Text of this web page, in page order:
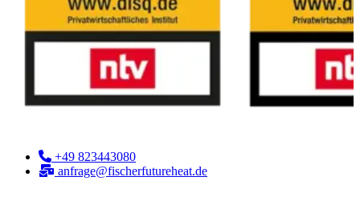
+49 823443080
anfrage@fischerfutureheat.de